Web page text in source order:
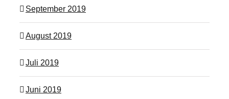
September 2019
August 2019
Juli 2019
Juni 2019